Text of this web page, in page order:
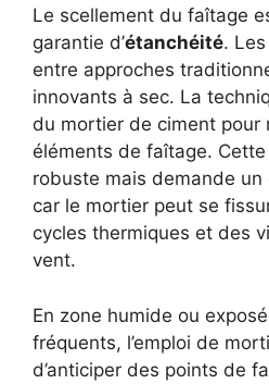
Le scellement du faîtage
garantie d’étanchéité.
entre approches
innovants à sec. La
du mortier de ciment pour
éléments de faîtage.
robuste mais demande
car le mortier peut se
cycles thermiques et des
vent.
En zone humide ou
fréquents, l’emploi de
d’anticiper des points de